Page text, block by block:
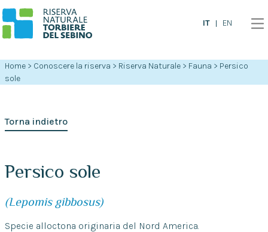
IT EN
Home > Conoscere la riserva > Riserva Naturale > Fauna > Persico
sole
Torna indietro
Persico sole
(Lepomis gibbosus)
Specie alloctona originaria del Nord America.